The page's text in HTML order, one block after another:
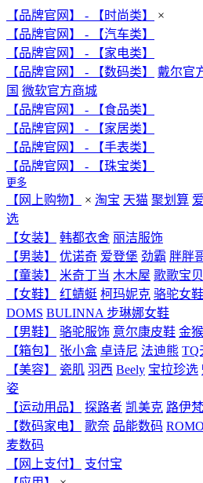
【品牌官网】 - 【时尚类】
×
【品牌官网】 - 【汽车类】
【品牌官网】 - 【家电类】
【品牌官网】 - 【数码类】
戴尔官
国 微软官方商城
【品牌官网】 - 【食品类】
【品牌官网】 - 【家居类】
【品牌官网】 - 【手表类】
【品牌官网】 - 【珠宝类】
更多
【网上购物】 × 淘宝 天猫 聚划算
选
【女装】
韩都衣舍 丽洁服饰
【男装】
优诺奇 爱登堡 劲霸 胖胖
【童装】
米奇丁当 木木屋 歌歌宝贝
【女鞋】
红蜻蜓 柯玛妮克 骆驼女鞋
DOMS BULINNA 步琳娜女鞋
【男鞋】
骆驼服饰 意尔康皮鞋 金猴
【箱包】
张小盒 卓诗尼 法迪熊 TQ
【美容】
瓷肌 羽西 Beely 宝拉珍选
姿
【运动用品】
探路者 凯美克 路伊梵
【数码家电】
歌奈 品能数码
麦数码
【网上支付】
支付宝